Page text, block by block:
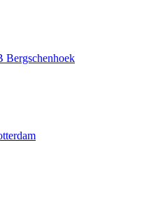
Bergschenhoek